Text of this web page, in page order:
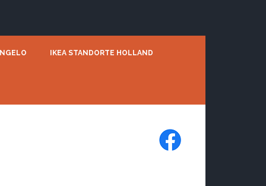
IKEA STANDORTE HOLLAND